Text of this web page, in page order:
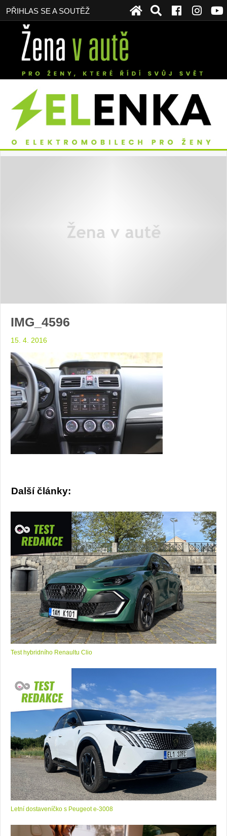
PŘIHLAS SE A SOUTĚŽ
IMG_4596
15. 4. 2016
Další články:
Test hybridního Renaultu Clio
Letní dostaveníčko s Peugeot e-3008